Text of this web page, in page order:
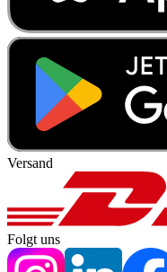
Versand
Folgt uns